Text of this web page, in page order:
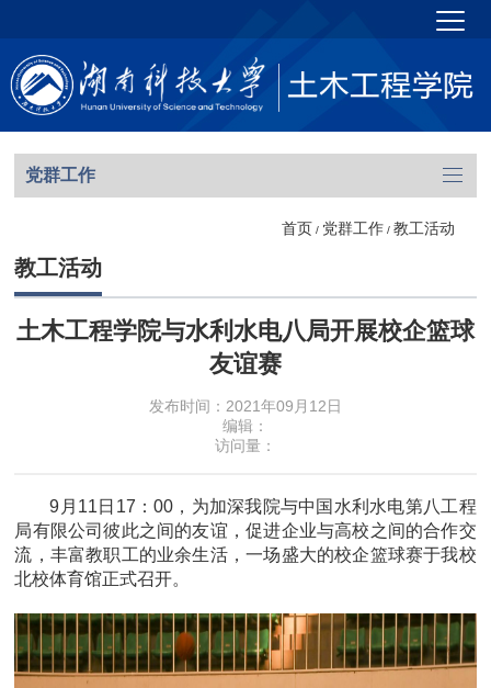
党群工作
首页 / 党群工作/ 教工活动
教工活动
土木工程学院与水利水电八局开展校企篮球
友谊赛
发布时间：2021年09月12日
编辑：
访问量：
9月11日17：00，为加深我院与中国水利水电第八工程
局有限公司彼此之间的友谊，促进企业与高校之间的合作交
流，丰富教职工的业余生活，一场盛大的校企篮球赛于我校
北校体育馆正式召开。